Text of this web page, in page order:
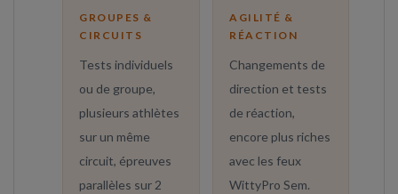
GROUPES &
CIRCUITS
Tests individuels
ou de groupe,
plusieurs athlètes
sur un même
circuit, épreuves
parallèles sur 2
AGILITÉ &
RÉACTION
Changements de
direction et tests
de réaction,
encore plus riches
avec les feux
WittyPro Sem.